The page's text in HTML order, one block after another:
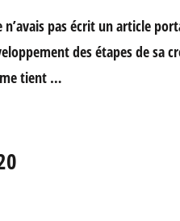
n’avais pas écrit un article
des étapes de sa
me tient …